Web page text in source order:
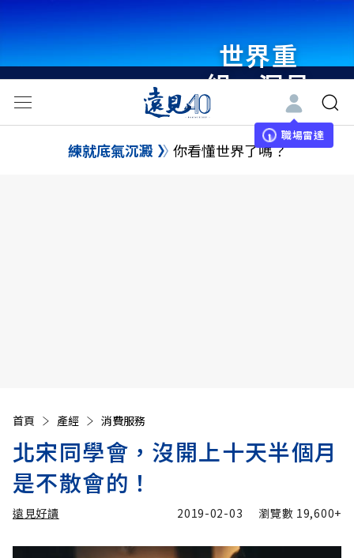
世界重
組・洞見
未來 與
世界領袖
職場雷達
練就底氣沉澱 你看懂世界了嗎？
首頁 產經 消費服務
北宋同學會，沒開上十天半個月
是不散會的！
遠見好讀 2019-02-03 瀏覽數 19,600+